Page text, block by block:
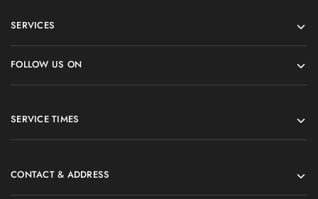
SERVICES
FOLLOW US ON
SERVICE TIMES
CONTACT & ADDRESS